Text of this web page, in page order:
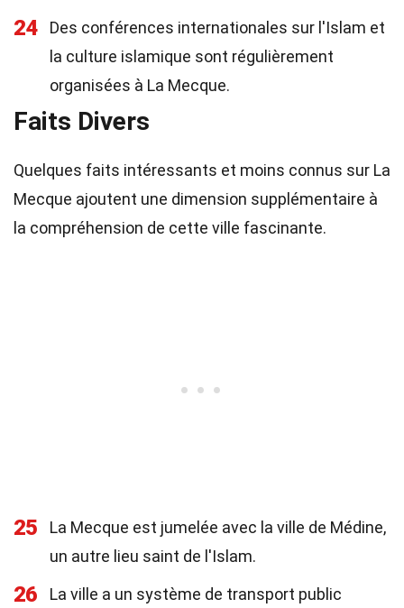
24
Des conférences internationales sur l'Islam et
la culture islamique sont régulièrement
organisées à La Mecque.
Faits Divers
Quelques faits intéressants et moins connus sur La
Mecque ajoutent une dimension supplémentaire à
la compréhension de cette ville fascinante.
25
La Mecque est jumelée avec la ville de Médine,
un autre lieu saint de l'Islam.
26
La ville a un système de transport public